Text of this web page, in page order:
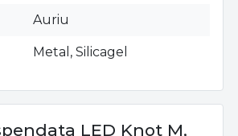
Auriu
Metal, Silicagel
LED Knot M,